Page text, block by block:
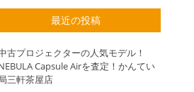
最近の投稿
古プロジェクターの人気モデル！
Capsule Airを査定！かんてい
三軒茶屋店